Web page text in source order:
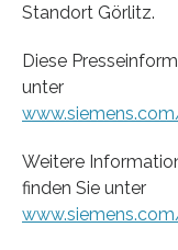
Standort Görlitz.
Diese
unter
Weitere
finden Sie unter